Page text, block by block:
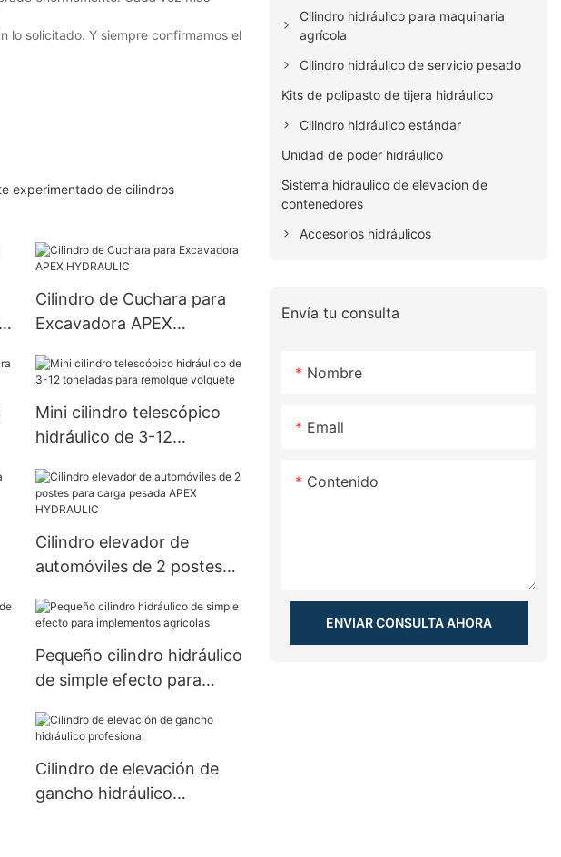
lo solicitado. Y siempre confirmamos el
experimentado de cilindros
Cilindro de Cuchara para
Excavadora APEX
Mini cilindro telescópico
hidráulico de 3-12
volquete
Cilindro elevador de
automóviles de 2 postes
HYDRAULIC
Pequeño cilindro hidráulico
de simple efecto para
Cilindro de elevación de
gancho hidráulico
Cilindro hidráulico para maquinaria
agrícola
Cilindro hidráulico de servicio pesado
Kits de polipasto de tijera hidráulico
Cilindro hidráulico estándar
Unidad de poder hidráulico
Sistema hidráulico de elevación de
contenedores
Accesorios hidráulicos
Envía tu consulta
Nombre
Email
Contenido
ENVIAR CONSULTA AHORA